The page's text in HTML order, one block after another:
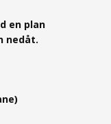
en plan
nedåt.